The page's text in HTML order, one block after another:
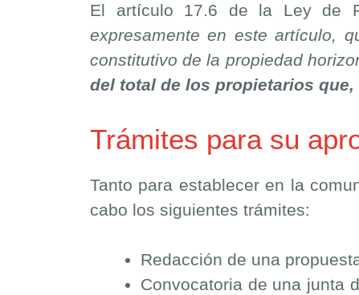
El artículo 17.6 de la Ley de
expresamente en este artículo,
constitutivo de la propiedad
del total de los propietarios
Trámites para su
Tanto para establecer en la
cabo los siguientes trámites:
Redacción de una
Convocatoria de una junta